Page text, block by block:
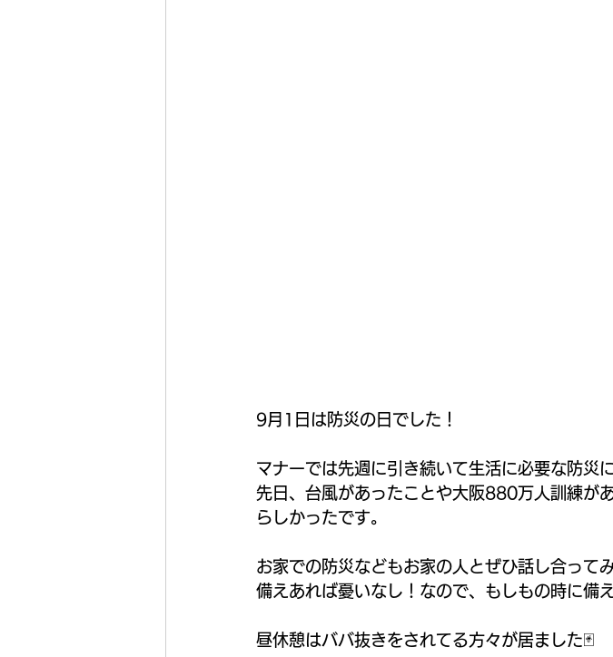
9月1日は防災の日でした！
マナーでは先週に引き続いて生活に必要な防災
先日、台風があったことや大阪880万人訓練が
らしかったです。
お家での防災などもお家の人とぜひ話し合って
備えあれば憂いなし！なので、もしもの時に備
昼休憩はババ抜きをされてる方々が居ました🃏